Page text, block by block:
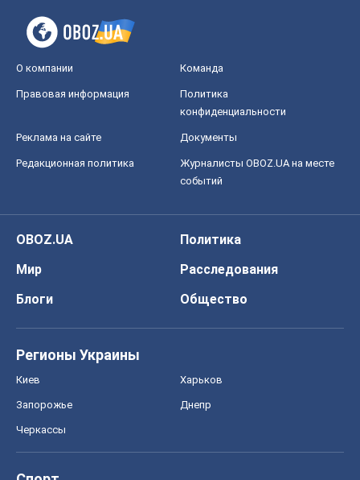
О компании Команда
Правовая информация
Политика
конфиденциальности
Реклама на сайте Документы
Редакционная политика
Журналисты OBOZ.UA на месте
событий
OBOZ.UA
Политика
Мир
Расследования
Блоги
Общество
Регионы Украины
Киев Харьков
Запорожье Днепр
Черкассы